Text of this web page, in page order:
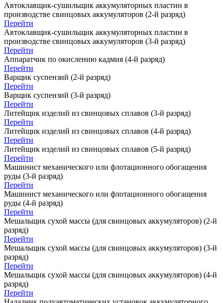
Автоклавщик-сушильщик аккумуляторных пластин в
производстве свинцовых аккумуляторов (2-й разряд)
Перейти
Автоклавщик-сушильщик аккумуляторных пластин в
производстве свинцовых аккумуляторов (3-й разряд)
Перейти
Аппаратчик по окислению кадмия (4-й разряд)
Перейти
Варщик суспензий (2-й разряд)
Перейти
Варщик суспензий (3-й разряд)
Перейти
Литейщик изделий из свинцовых сплавов (3-й разряд)
Перейти
Литейщик изделий из свинцовых сплавов (4-й разряд)
Перейти
Литейщик изделий из свинцовых сплавов (5-й разряд)
Перейти
Машинист механического или флотационного обогащения
руды (3-й разряд)
Перейти
Машинист механического или флотационного обогащения
руды (4-й разряд)
Перейти
Мешальщик сухой массы (для свинцовых аккумуляторов) (2-й
разряд)
Перейти
Мешальщик сухой массы (для свинцовых аккумуляторов) (3-й
разряд)
Перейти
Мешальщик сухой массы (для свинцовых аккумуляторов) (4-й
разряд)
Перейти